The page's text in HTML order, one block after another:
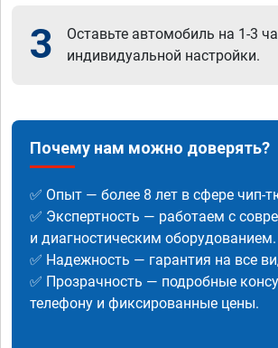
3
Оставьте автомобиль на 1-3
индивидуальной настройки.
Почему нам можно доверять?
✅ Опыт — более 8 лет в сфере чип-
✅ Экспертность — работаем с
и диагностическим оборудованием.
✅ Надежность — гарантия на все
✅ Прозрачность — подробные
телефону и фиксированные цены.